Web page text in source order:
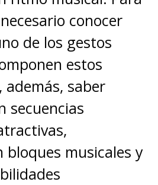
conocer
de los gestos
estos
además, saber
secuencias
musicales y